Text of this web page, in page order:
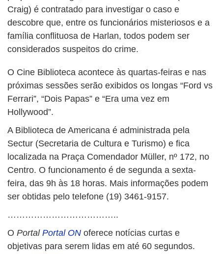
Craig) é contratado para investigar o caso e
descobre que, entre os funcionários misteriosos e a
família conflituosa de Harlan, todos podem ser
considerados suspeitos do crime.
O Cine Biblioteca acontece às quartas-feiras e nas
próximas sessões serão exibidos os longas “Ford vs
Ferrari”, “Dois Papas” e “Era uma vez em
Hollywood”.
A Biblioteca de Americana é administrada pela
Sectur (Secretaria de Cultura e Turismo) e fica
localizada na Praça Comendador Müller, nº 172, no
Centro. O funcionamento é de segunda a sexta-
feira, das 9h às 18 horas. Mais informações podem
ser obtidas pelo telefone (19) 3461-9157.
………………………………..
O Portal Portal ON oferece notícias curtas e
objetivas para serem lidas em até 60 segundos.